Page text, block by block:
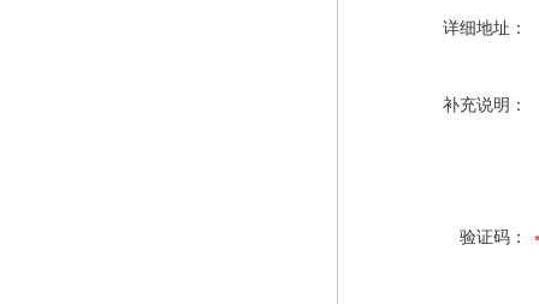
详细地址：
补充说明：
验证码：